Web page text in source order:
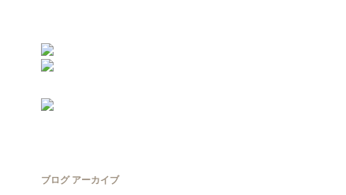
ブログ アーカイブ